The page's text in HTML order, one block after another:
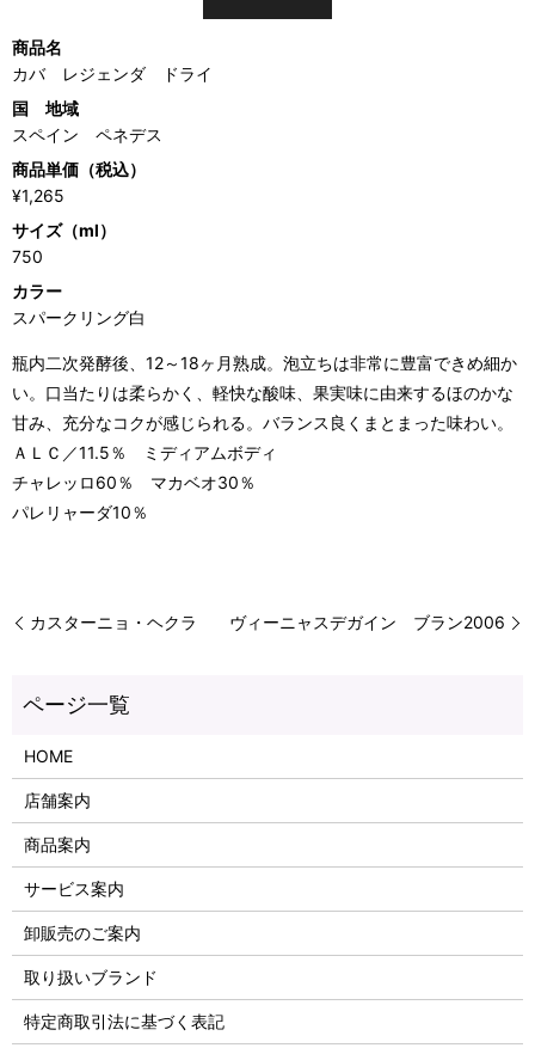
商品名
カバ レジェンダ ドライ
国 地域
スペイン ペネデス
商品単価（税込）
¥1,265
サイズ（ml）
750
カラー
スパークリング白
瓶内二次発酵後、12～18ヶ月熟成。泡立ちは非常に豊富できめ細か
い。口当たりは柔らかく、軽快な酸味、果実味に由来するほのかな
甘み、充分なコクが感じられる。バランス良くまとまった味わい。
ＡＬＣ／11.5％ ミディアムボディ
チャレッロ60％ マカベオ30％
パレリャーダ10％
カスターニョ・ヘクラ ヴィーニャスデガイン ブラン2006
HOME
店舗案内
商品案内
サービス案内
卸販売のご案内
取り扱いブランド
特定商取引法に基づく表記